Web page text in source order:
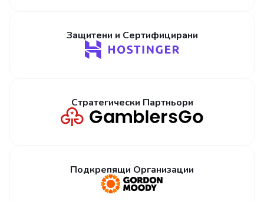
Защитени и Сертифицирани
Стратегически Партньори
Подкрепящи Организации